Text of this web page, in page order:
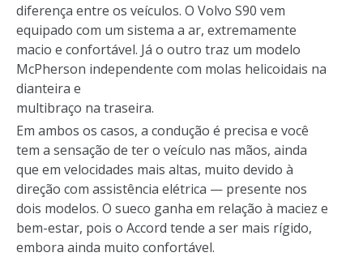
diferença entre os veículos. O Volvo S90 vem
equipado com um sistema a ar, extremamente
macio e confortável. Já o outro traz um modelo
McPherson independente com molas helicoidais na
dianteira e
multibraço na traseira.
Em ambos os casos, a condução é precisa e você
tem a sensação de ter o veículo nas mãos, ainda
que em velocidades mais altas, muito devido à
direção com assistência elétrica — presente nos
dois modelos. O sueco ganha em relação à maciez e
bem-estar, pois o Accord tende a ser mais rígido,
embora ainda muito confortável.